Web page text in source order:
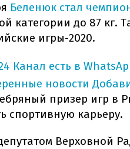
Беленюк стал
категории до 87 кг.
игры-2020.
Канал есть в
новости
призер игр в
спортивную карьеру.
Верховной